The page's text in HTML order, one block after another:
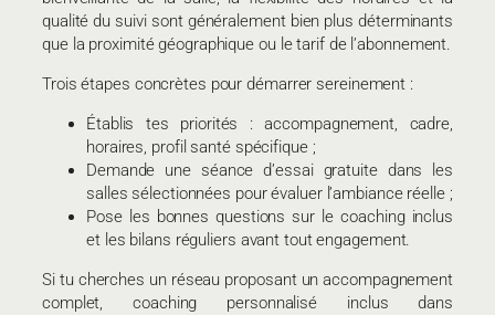
qualité du suivi sont généralement bien plus déterminants
que la proximité géographique ou le tarif de l’abonnement.
Trois étapes concrètes pour démarrer sereinement :
Établis tes priorités : accompagnement, cadre,
horaires, profil santé spécifique ;
Demande une séance d’essai gratuite dans les
salles sélectionnées pour évaluer l’ambiance réelle ;
Pose les bonnes questions sur le coaching inclus
et les bilans réguliers avant tout engagement.
Si tu cherches un réseau proposant un accompagnement
complet, coaching personnalisé inclus dans